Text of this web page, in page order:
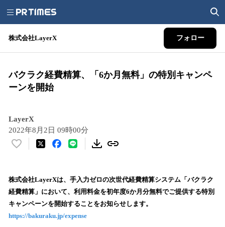
株式会社LayerX フォロー
バクラク経費精算、「6か月無料」の特別キャンペ
ーンを開始
LayerX
2022年8月2日 09時00分
い
！
数
を
み
株式会社LayerXは、手入力ゼロの次世代経費精算システム「バクラク
経費精算」において、利用料金を初年度6か月分無料でご提供する特別
キャンペーンを開始することをお知らせします。
https://bakuraku.jp/expense